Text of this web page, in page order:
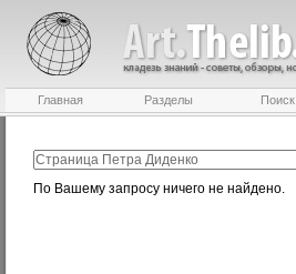
Главная Разделы Поиск
По Вашему запросу ничего не найдено.